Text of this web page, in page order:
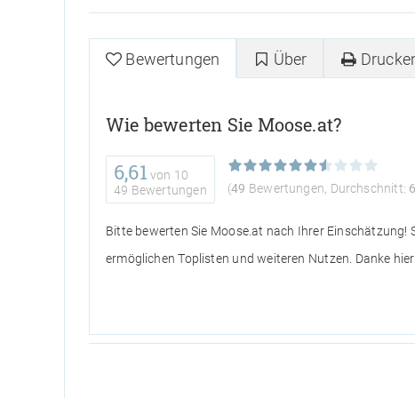
Bewertungen
Wie bewerten Sie Moose.at?
6,61von 10
49 Bewertungen
(49 Bewertungen, Durchschnitt:
Bitte bewerten Sie Moose.at nach Ihrer
ermöglichen Toplisten und weiteren Nutzen. Danke
Über